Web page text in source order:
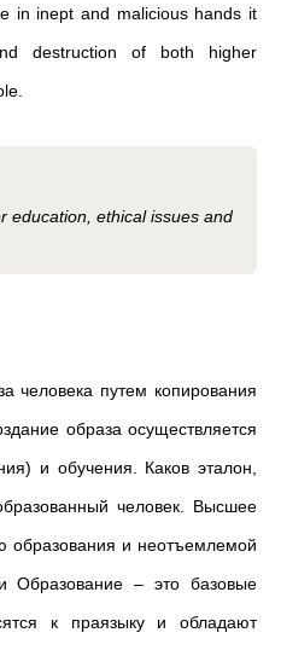
in inept and malicious hands it
destruction of both higher
education, ethical issues and
человека путем копирования
образа осуществляется
и обучения. Каков эталон,
человек. Высшее
образования и неотъемлемой
Образование – это базовые
к праязыку и обладают